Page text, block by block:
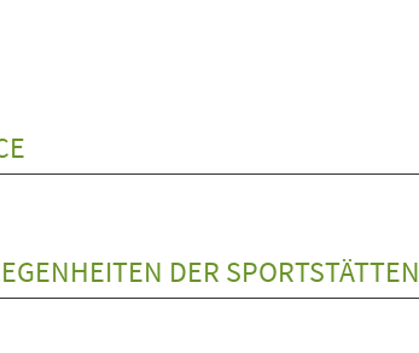
DER SPORTSTÄTTEN